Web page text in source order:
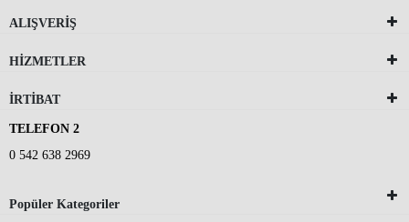
ALIŞVERİŞ
HİZMETLER
İRTİBAT
TELEFON 2
0 542 638 2969
Popüler Kategoriler